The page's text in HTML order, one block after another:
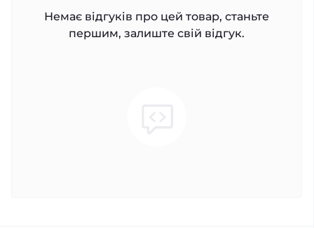
Немає відгуків про цей товар, станьте
першим, залиште свій відгук.